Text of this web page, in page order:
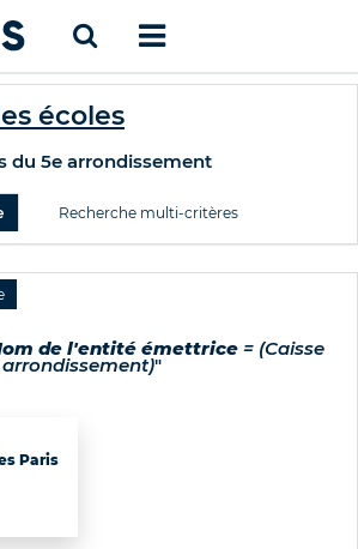
écoles
du 5e arrondissement
Recherche multi-critères
de l'entité émettrice = (Caisse
"
Paris